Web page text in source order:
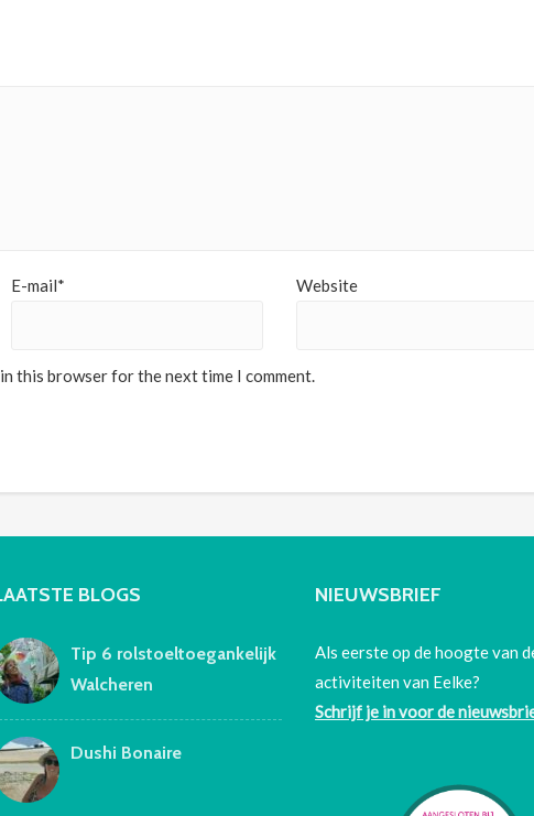
E-mail* Website
this browser for the next time I comment.
BLOGS
Tip 6 rolstoeltoegankelijk
Walcheren
Dushi Bonaire
NIEUWSBRIEF
Als eerste op de hoogte van
activiteiten van Eelke?
Schrijf je in voor de